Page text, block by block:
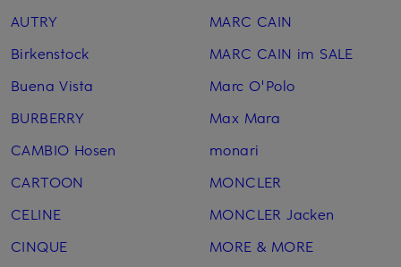
AUTRY
Birkenstock
Buena Vista
BURBERRY
CAMBIO Hosen
CARTOON
CELINE
CINQUE
MARC CAIN
MARC CAIN im SALE
Marc O'Polo
Max Mara
monari
MONCLER
MONCLER Jacken
MORE & MORE